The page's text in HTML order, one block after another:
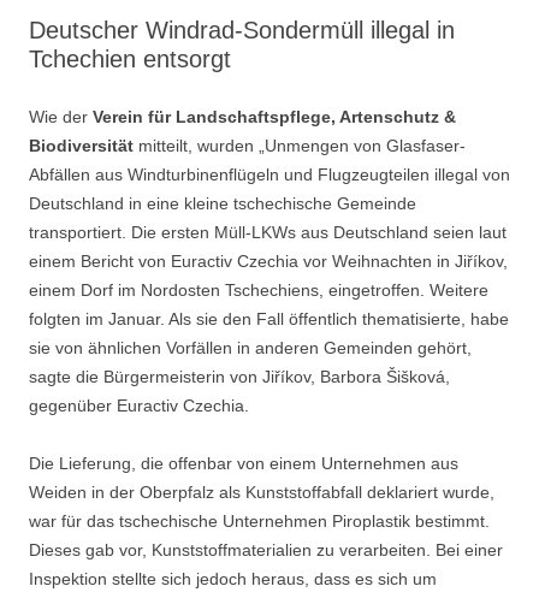
Deutscher Windrad-Sondermüll illegal in
Tchechien entsorgt
Wie der Verein für Landschaftspflege, Artenschutz &
Biodiversität mitteilt, wurden „Unmengen von Glasfaser-
Abfällen aus Windturbinenflügeln und Flugzeugteilen illegal von
Deutschland in eine kleine tschechische Gemeinde
transportiert. Die ersten Müll-LKWs aus Deutschland seien laut
einem Bericht von Euractiv Czechia vor Weihnachten in Jiříkov,
einem Dorf im Nordosten Tschechiens, eingetroffen. Weitere
folgten im Januar. Als sie den Fall öffentlich thematisierte, habe
sie von ähnlichen Vorfällen in anderen Gemeinden gehört,
sagte die Bürgermeisterin von Jiříkov, Barbora Šišková,
gegenüber Euractiv Czechia.
Die Lieferung, die offenbar von einem Unternehmen aus
Weiden in der Oberpfalz als Kunststoffabfall deklariert wurde,
war für das tschechische Unternehmen Piroplastik bestimmt.
Dieses gab vor, Kunststoffmaterialien zu verarbeiten. Bei einer
Inspektion stellte sich jedoch heraus, dass es sich um